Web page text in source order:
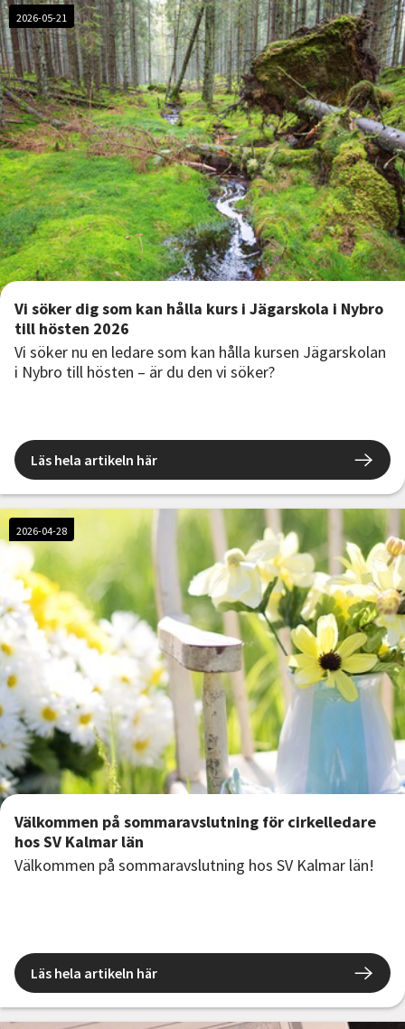
2026-05-21
Vi söker dig som kan hålla kurs i Jägarskola i Nybro
till hösten 2026
Vi söker nu en ledare som kan hålla kursen Jägarskolan
i Nybro till hösten – är du den vi söker?
Läs hela artikeln här
2026-04-28
Välkommen på sommaravslutning för cirkelledare
hos SV Kalmar län
Välkommen på sommaravslutning hos SV Kalmar län!
Läs hela artikeln här